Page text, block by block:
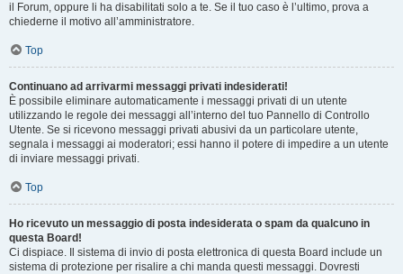
il Forum, oppure li ha disabilitati solo a te. Se il tuo caso è l’ultimo, prova a
chiederne il motivo all’amministratore.
Top
Continuano ad arrivarmi messaggi privati indesiderati!
È possibile eliminare automaticamente i messaggi privati ​​di un utente
utilizzando le regole dei messaggi all’interno del tuo Pannello di Controllo
Utente. Se si ricevono messaggi privati ​​abusivi da un particolare utente,
segnala i messaggi ai moderatori; essi hanno il potere di impedire a un utente
di inviare messaggi privati​​.
Top
Ho ricevuto un messaggio di posta indesiderata o spam da qualcuno in
questa Board!
Ci dispiace. Il sistema di invio di posta elettronica di questa Board include un
sistema di protezione per risalire a chi manda questi messaggi. Dovresti